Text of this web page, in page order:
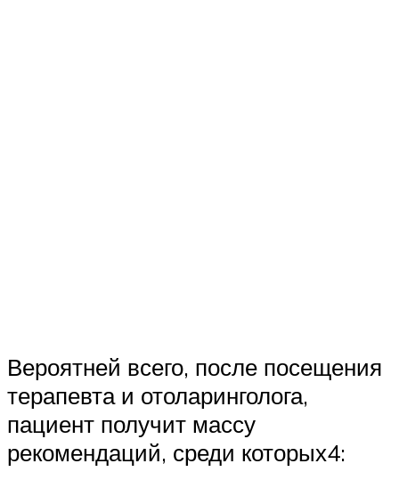
Вероятней всего, после посещения
терапевта и отоларинголога,
пациент получит массу
рекомендаций, среди которых4: